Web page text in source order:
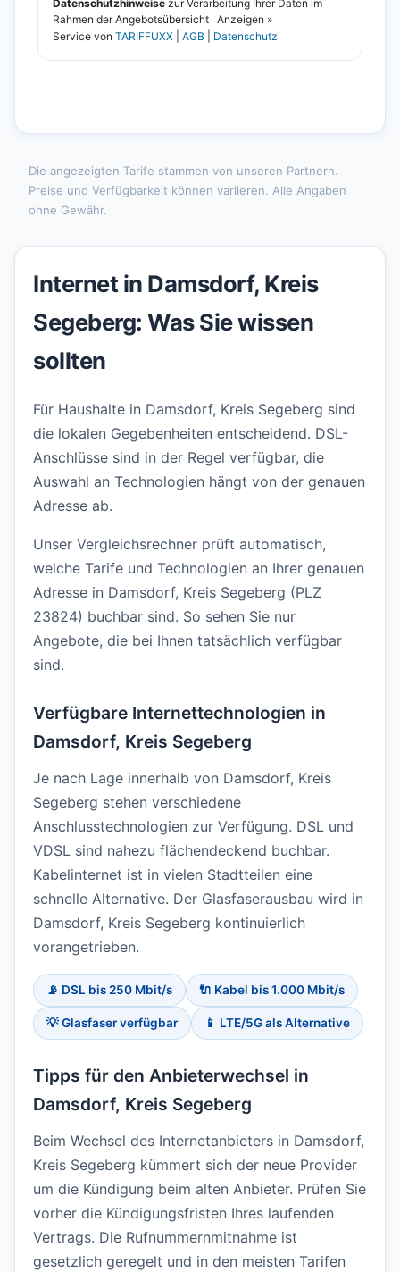
Die angezeigten Tarife stammen von unseren Partnern.
Preise und Verfügbarkeit können variieren. Alle Angaben
ohne Gewähr.
Internet in Damsdorf, Kreis
Segeberg: Was Sie wissen
sollten
Für Haushalte in Damsdorf, Kreis Segeberg sind
die lokalen Gegebenheiten entscheidend. DSL-
Anschlüsse sind in der Regel verfügbar, die
Auswahl an Technologien hängt von der genauen
Adresse ab.
Unser Vergleichsrechner prüft automatisch,
welche Tarife und Technologien an Ihrer genauen
Adresse in Damsdorf, Kreis Segeberg (PLZ
23824) buchbar sind. So sehen Sie nur
Angebote, die bei Ihnen tatsächlich verfügbar
sind.
Verfügbare Internettechnologien in
Damsdorf, Kreis Segeberg
Je nach Lage innerhalb von Damsdorf, Kreis
Segeberg stehen verschiedene
Anschlusstechnologien zur Verfügung. DSL und
VDSL sind nahezu flächendeckend buchbar.
Kabelinternet ist in vielen Stadtteilen eine
schnelle Alternative. Der Glasfaserausbau wird in
Damsdorf, Kreis Segeberg kontinuierlich
vorangetrieben.
📡 DSL bis 250 Mbit/s 🔌 Kabel bis 1.000 Mbit/s
💡 Glasfaser verfügbar 📱 LTE/5G als Alternative
Tipps für den Anbieterwechsel in
Damsdorf, Kreis Segeberg
Beim Wechsel des Internetanbieters in Damsdorf,
Kreis Segeberg kümmert sich der neue Provider
um die Kündigung beim alten Anbieter. Prüfen Sie
vorher die Kündigungsfristen Ihres laufenden
Vertrags. Die Rufnummernmitnahme ist
gesetzlich geregelt und in den meisten Tarifen